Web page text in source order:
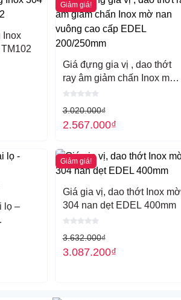
Inox
Giảm giá!
Giá đựng gia vị , dao thớt
ray âm giảm chấn Inox mờ
nan vuông cao cấp EDEL
3.020.000₫
2.567.000₫
lọ –
Giảm giá!
Giá gia vị, dao thớt Inox mờ
304 nan dẹt EDEL 400mm
3.632.000₫
3.087.200₫